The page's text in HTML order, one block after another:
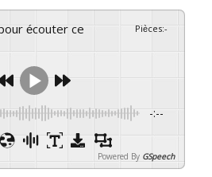
Pièces:-
-:--
Powered By GSpeech